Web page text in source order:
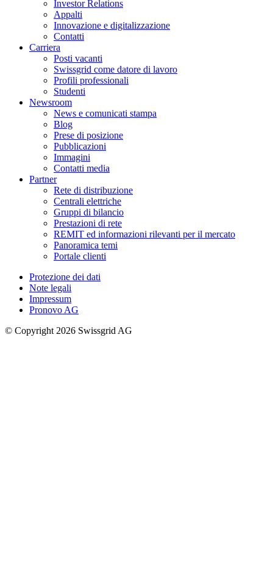
Investor Relations
Appalti
Innovazione e digitalizzazione
Contatti
Carriera
Posti vacanti
Swissgrid come datore di lavoro
Profili professionali
Studenti
Newsroom
News e comunicati stampa
Blog
Prese di posizione
Pubblicazioni
Immagini
Contatti media
Partner
Rete di distribuzione
Centrali elettriche
Gruppi di bilancio
Prestazioni di rete
REMIT ed informazioni rilevanti per il mercato
Panoramica temi
Portale clienti
Protezione dei dati
Note legali
Impressum
Pronovo AG
© Copyright 2026 Swissgrid AG